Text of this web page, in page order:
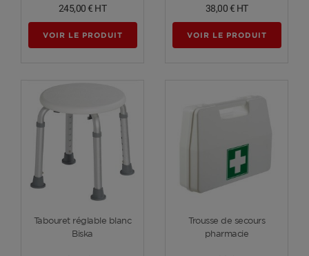
245,00 € HT
VOIR LE PRODUIT
38,00 € HT
VOIR LE PRODUIT
Voir plus
Tabouret réglable blanc
Biska
Voir plus
Trousse de secours
pharmacie